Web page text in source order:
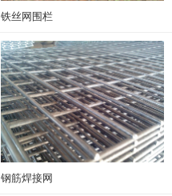
铁丝网围栏
钢筋焊接网